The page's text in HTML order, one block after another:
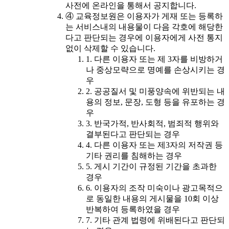
사전에 온라인을 통해서 공지합니다.
④ 교육정보원은 이용자가 게재 또는 등록하
는 서비스내의 내용물이 다음 각호에 해당한
다고 판단되는 경우에 이용자에게 사전 통지
없이 삭제할 수 있습니다.
1. 다른 이용자 또는 제 3자를 비방하거
나 중상모략으로 명예를 손상시키는 경
우
2. 공공질서 및 미풍양속에 위반되는 내
용의 정보, 문장, 도형 등을 유포하는 경
우
3. 반국가적, 반사회적, 범죄적 행위와
결부된다고 판단되는 경우
4. 다른 이용자 또는 제3자의 저작권 등
기타 권리를 침해하는 경우
5. 게시 기간이 규정된 기간을 초과한
경우
6. 이용자의 조작 미숙이나 광고목적으
로 동일한 내용의 게시물을 10회 이상
반복하여 등록하였을 경우
7. 기타 관계 법령에 위배된다고 판단되